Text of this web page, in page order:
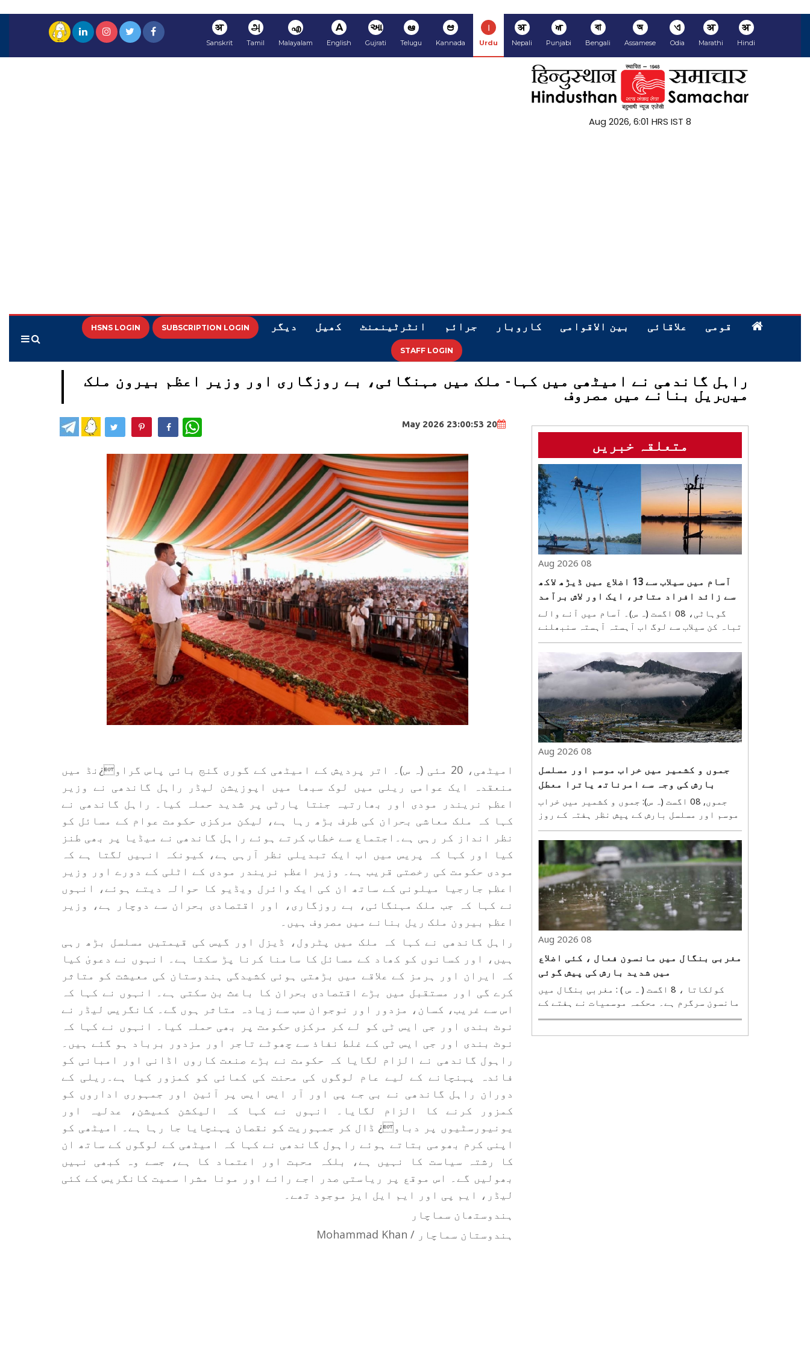
अ
Hindi
अ
Marathi
ଏ
Odia
অ
Assamese
বা
Bengali
ਅ
Punjabi
अ
Nepali
ا
Urdu
ಆ
Kannada
ఆ
Telugu
આ
Gujrati
A
English
എ
Malayalam
அ
Tamil
अ
Sanskrit
8 Aug 2026, 6:01 HRS IST
قومی علاقائی بین الاقوامی کاروبار جرائم انٹرٹینمنٹ کھیل دیگر SUBSCRIPTION LOGIN
HSNS LOGIN
STAFF LOGIN
راہل گاندھی نے امیٹھی میں کہا- ملک میں مہنگائی، بے روزگاری اور وزیر اعظم بیرون ملک
میںریل بنانے میں مصروف
20 May 2026 23:00:53
WhatsApp
امیٹھی، 20 مئی (ہ س)۔ اتر پردیش کے امیٹھی کے گوری گنج بائی پاس گراو¿نڈ میں
منعقدہ ایک عوامی ریلی میں لوک سبھا میں اپوزیشن لیڈر راہل گاندھی نے وزیر
اعظم نریندر مودی اور بھارتیہ جنتا پارٹی پر شدید حملہ کیا۔ راہل گاندھی نے
کہا کہ ملک معاشی بحران کی طرف بڑھ رہا ہے، لیکن مرکزی حکومت عوام کے مسائل کو
نظر انداز کر رہی ہے۔اجتماع سے خطاب کرتے ہوئے راہل گاندھی نے میڈیا پر بھی طنز
کیا اور کہا کہ پریس میں اب ایک تبدیلی نظر آرہی ہے، کیونکہ انہیں لگتا ہے کہ
مودی حکومت کی رخصتی قریب ہے۔ وزیر اعظم نریندر مودی کے اٹلی کے دورے اور وزیر
اعظم جارجیا میلونی کے ساتھ ان کی ایک وائرل ویڈیو کا حوالہ دیتے ہوئے، انہوں
نے کہا کہ جب ملک مہنگائی، بے روزگاری، اور اقتصادی بحران سے دوچار ہے، وزیر
اعظم بیرون ملک ریل بنانے میں مصروف ہیں۔
راہل گاندھی نے کہا کہ ملک میں پٹرول، ڈیزل اور گیس کی قیمتیں مسلسل بڑھ رہی
ہیں، اور کسانوں کو کھاد کے مسائل کا سامنا کرنا پڑ سکتا ہے۔ انہوں نے دعویٰ کیا
کہ ایران اور ہرمز کے علاقے میں بڑھتی ہوئی کشیدگی ہندوستان کی معیشت کو متاثر
کرے گی اور مستقبل میں بڑے اقتصادی بحران کا باعث بن سکتی ہے۔ انہوں نے کہا کہ
اس سے غریب، کسان، مزدور اور نوجوان سب سے زیادہ متاثر ہوں گے۔ کانگریس لیڈر نے
نوٹ بندی اور جی ایس ٹی کو لے کر مرکزی حکومت پر بھی حملہ کیا۔ انہوں نے کہا کہ
نوٹ بندی اور جی ایس ٹی کے غلط نفاذ سے چھوٹے تاجر اور مزدور برباد ہو گئے ہیں۔
راہول گاندھی نے الزام لگایا کہ حکومت نے بڑے صنعت کاروں اڈانی اور امبانی کو
فائدہ پہنچانے کے لیے عام لوگوں کی محنت کی کمائی کو کمزور کیا ہے۔ریلی کے
دوران راہل گاندھی نے بی جے پی اور آر ایس ایس پر آئین اور جمہوری اداروں کو
کمزور کرنے کا الزام لگایا۔ انہوں نے کہا کہ الیکشن کمیشن، عدلیہ اور
یونیورسٹیوں پر دباو¿ ڈال کر جمہوریت کو نقصان پہنچایا جا رہا ہے۔ امیٹھی کو
اپنی کرم بھومی بتاتے ہوئے راہول گاندھی نے کہا کہ امیٹھی کے لوگوں کے ساتھ ان
کا رشتہ سیاست کا نہیں ہے، بلکہ محبت اور اعتماد کا ہے، جسے وہ کبھی نہیں
بھولیں گے۔ اس موقع پر ریاستی صدر اجے رائے اور مونا مشرا سمیت کانگریس کے کئی
لیڈر، ایم پی اور ایم ایل ایز موجود تھے۔
ہندوستھان سماچار
ہندوستان سماچار / Mohammad Khan
متعلقہ خبریں
08 Aug 2026
آسام میں سیلاب سے 13 اضلاع میں ڈیڑھ لاکھ
سے زائد افراد متاثر، ایک اور لاش برآمد
گوہاٹی، 08 اگست (ہ س)۔ آسام میں آنے والے
تباہ کن سیلاب سے لوگ اب آہستہ آہستہ سنبھلنے
ہوئی ہے۔ بالائی آسام کے شیوساگر،
چرائیدیو، جورہاٹ اور گول گھاٹ میں لوگوں
کی معمول کی زندگی بری طرح متاثر ہوئی ہے۔ ..
08 Aug 2026
جموں و کشمیر میں خراب موسم اور مسلسل
بارش کی وجہ سے امرناتھ یاترا معطل
جموں, 08 اگست (ہ س): جموں و کشمیر میں خراب
موسم اور مسلسل بارش کے پیش نظر ہفتہ کے روز
حکام کے مطابق رامبن ضلع اور کشمیر کے بعض
علاقوں میں موسمی صورتحال اور سڑکوں کی حالت
کو دیکھتے ہوئے بھگوتی نگر بیس کیمپ ..
08 Aug 2026
مغربی بنگال میں مانسون فعال ، کئی اضلاع
میں شدید بارش کی پیش گوئی
کولکاتا ، 8 اگست ( ہ س ) : مغربی بنگال میں
مانسون سرگرم ہے۔ محکمہ موسمیات نے ہفتے کے